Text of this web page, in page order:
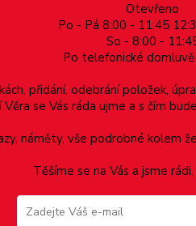
poukazy, upomínkové
21020-89 - 1ks
21020-89 - 1ks
Otevřeno
Po - Pá 8:00 - 11:45
So - 8:00 -
Po telefonické
přidání, odebrání položek,
Věra se Vás ráda ujme a s čím
náměty, vše podrobné kolem
Těšíme se na Vás a jsme